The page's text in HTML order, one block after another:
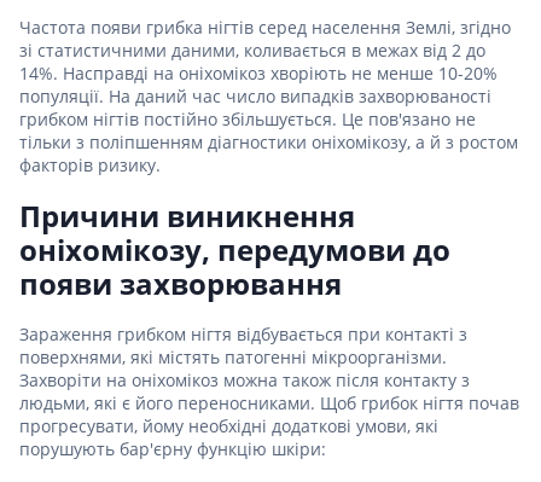
Частота появи грибка нігтів серед населення Землі, згідно
зі статистичними даними, коливається в межах від 2 до
14%. Насправді на оніхомікоз хворіють не менше 10-20%
популяції. На даний час число випадків захворюваності
грибком нігтів постійно збільшується. Це пов'язано не
тільки з поліпшенням діагностики оніхомікозу, а й з ростом
факторів ризику.
Причини виникнення
оніхомікозу, передумови до
появи захворювання
Зараження грибком нігтя відбувається при контакті з
поверхнями, які містять патогенні мікроорганізми.
Захворіти на оніхомікоз можна також після контакту з
людьми, які є його переносниками. Щоб грибок нігтя почав
прогресувати, йому необхідні додаткові умови, які
порушують бар'єрну функцію шкіри: